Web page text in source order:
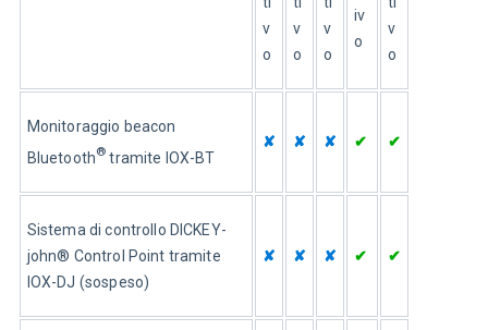
v
o
v
o
v
o
iv
o
v
o
Monitoraggio beacon
Bluetooth® tramite IOX-BT
✘ ✘ ✘ ✔ ✔
Sistema di controllo DICKEY-
john® Control Point tramite
IOX-DJ (sospeso)
✘ ✘ ✘ ✔ ✔